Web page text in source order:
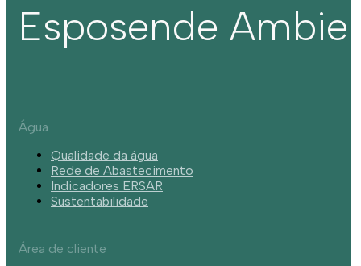
Esposende
Água
Qualidade da água
Rede de Abastecimento
Indicadores ERSAR
Sustentabilidade
Área de cliente